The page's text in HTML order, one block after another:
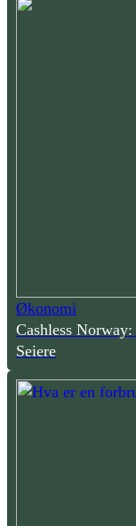
Økonomi
Cashless
Seiere